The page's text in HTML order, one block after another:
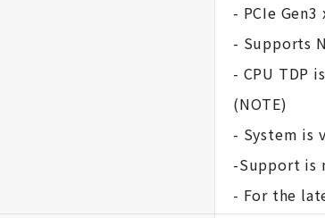
- PCIe Gen3
- Supports
- CPU TDP
(NOTE)
- System is
-Support is
- For the